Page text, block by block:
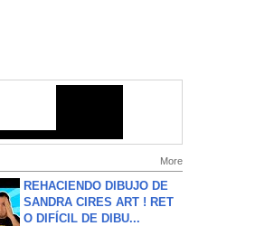
More
REHACIENDO DIBUJO DE
SANDRA CIRES ART ! RET
O DIFÍCIL DE DIBU...